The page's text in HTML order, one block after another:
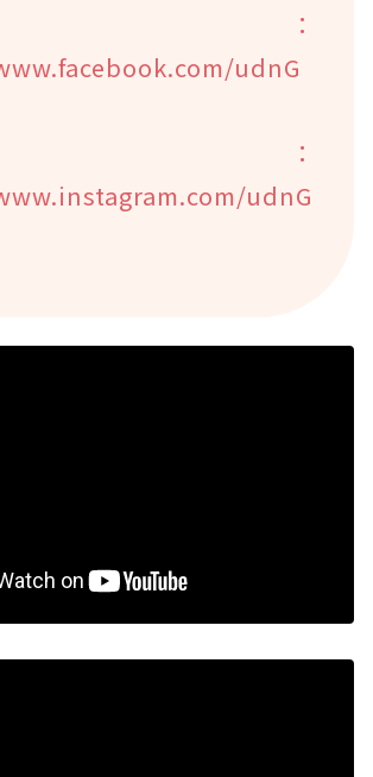
：
udnG
：
udnG